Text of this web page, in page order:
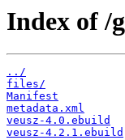
Index of /
../
files/
Manifest
metadata.xml
veusz-4.0.ebuild
veusz-4.2.1.ebuild